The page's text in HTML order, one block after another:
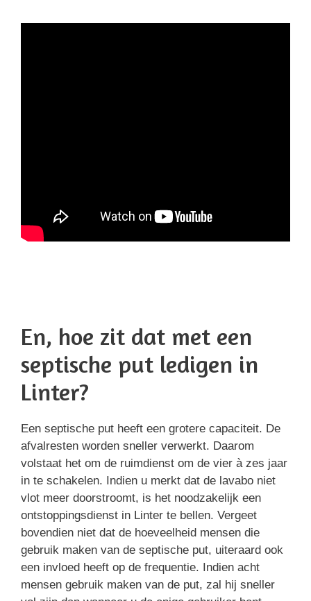
En, hoe zit dat met een
septische put ledigen in
Linter?
Een septische put heeft een grotere capaciteit. De
afvalresten worden sneller verwerkt. Daarom
volstaat het om de ruimdienst om de vier à zes jaar
in te schakelen. Indien u merkt dat de lavabo niet
vlot meer doorstroomt, is het noodzakelijk een
ontstoppingsdienst in Linter te bellen. Vergeet
bovendien niet dat de hoeveelheid mensen die
gebruik maken van de septische put, uiteraard ook
een invloed heeft op de frequentie. Indien acht
mensen gebruik maken van de put, zal hij sneller